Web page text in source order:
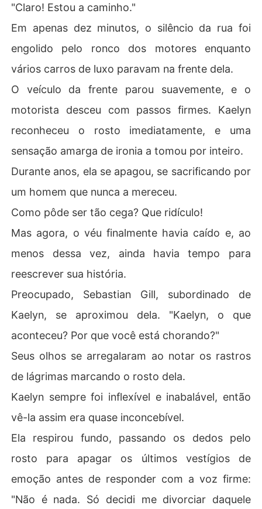
"Claro! Estou a caminho."
Em apenas dez minutos, o silêncio da rua foi
engolido pelo ronco dos motores enquanto
vários carros de luxo paravam na frente dela.
O veículo da frente parou suavemente, e o
motorista desceu com passos firmes. Kaelyn
reconheceu o rosto imediatamente, e uma
sensação amarga de ironia a tomou por inteiro.
Durante anos, ela se apagou, se sacrificando por
um homem que nunca a mereceu.
Como pôde ser tão cega? Que ridículo!
Mas agora, o véu finalmente havia caído e, ao
menos dessa vez, ainda havia tempo para
reescrever sua história.
Preocupado, Sebastian Gill, subordinado de
Kaelyn, se aproximou dela. "Kaelyn, o que
aconteceu? Por que você está chorando?"
Seus olhos se arregalaram ao notar os rastros
de lágrimas marcando o rosto dela.
Kaelyn sempre foi inflexível e inabalável, então
vê-la assim era quase inconcebível.
Ela respirou fundo, passando os dedos pelo
rosto para apagar os últimos vestígios de
emoção antes de responder com a voz firme:
"Não é nada. Só decidi me divorciar daquele